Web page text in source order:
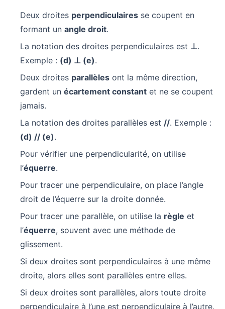
Deux droites perpendiculaires se coupent en
formant un angle droit.
La notation des droites perpendiculaires est ⊥.
Exemple : (d) ⊥ (e).
Deux droites parallèles ont la même direction,
gardent un écartement constant et ne se coupent
jamais.
La notation des droites parallèles est //. Exemple :
(d) // (e).
Pour vérifier une perpendicularité, on utilise
l’équerre.
Pour tracer une perpendiculaire, on place l’angle
droit de l’équerre sur la droite donnée.
Pour tracer une parallèle, on utilise la règle et
l’équerre, souvent avec une méthode de
glissement.
Si deux droites sont perpendiculaires à une même
droite, alors elles sont parallèles entre elles.
Si deux droites sont parallèles, alors toute droite
perpendiculaire à l’une est perpendiculaire à l’autre.